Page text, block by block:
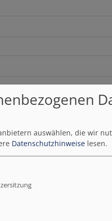
auswählen, die wir
Datenschutzhinweise lesen.